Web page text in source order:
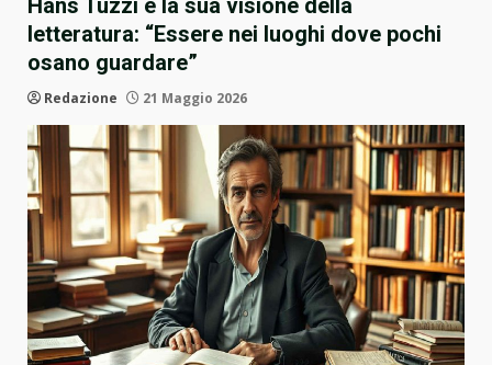
Hans Tuzzi e la sua visione della
letteratura: “Essere nei luoghi dove pochi
osano guardare”
Redazione 21 Maggio 2026